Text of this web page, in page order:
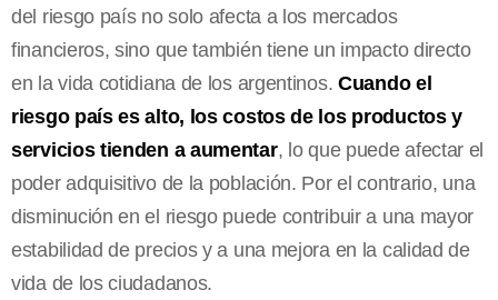
del riesgo país no solo afecta a los mercados
financieros, sino que también tiene un impacto directo
en la vida cotidiana de los argentinos. Cuando el
riesgo país es alto, los costos de los productos y
servicios tienden a aumentar, lo que puede afectar el
poder adquisitivo de la población. Por el contrario, una
disminución en el riesgo puede contribuir a una mayor
estabilidad de precios y a una mejora en la calidad de
vida de los ciudadanos.